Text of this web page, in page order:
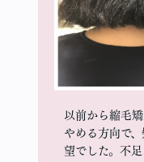
以前から縮毛
やめる方向で
望でした。不